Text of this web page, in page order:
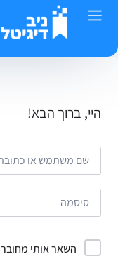
היי, ברוך הבא!
השאר אותי מחובר